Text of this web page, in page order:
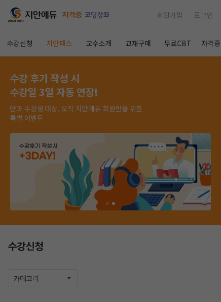
회원가입 로그인
수강신청 지안패스 교수소개 교재구매 무료CBT 자격
수강 후기 작성 시
수강일 3일 자동 연장!
단과 수강생 대상, 오직 지안에듀 회원만을 위한
특별 이벤트
수강신청
카테고리